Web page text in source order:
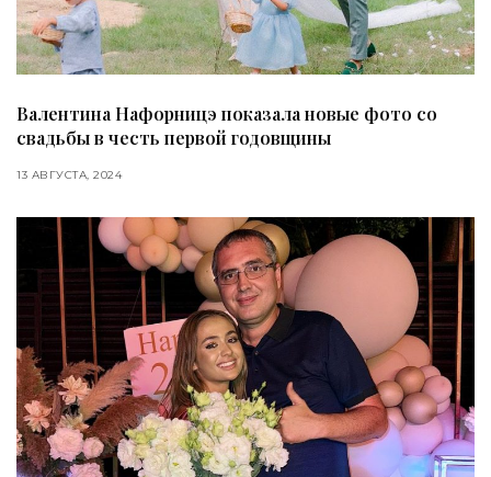
Валентина Нафорницэ показала новые фото со
свадьбы в честь первой годовщины
13 АВГУСТА, 2024